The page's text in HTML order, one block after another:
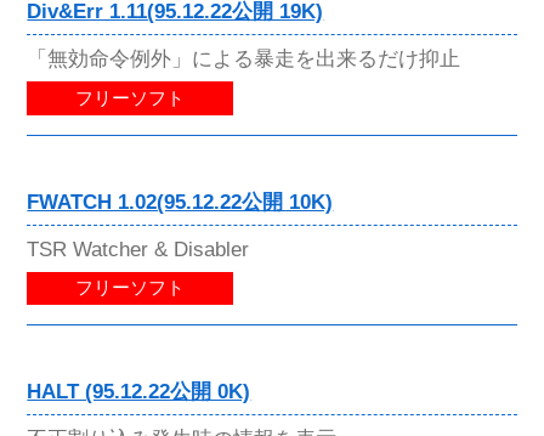
Div&Err 1.11(95.12.22公開 19K)
「無効命令例外」による暴走を出来るだけ抑止
フリーソフト
FWATCH 1.02(95.12.22公開 10K)
TSR Watcher & Disabler
フリーソフト
HALT (95.12.22公開 0K)